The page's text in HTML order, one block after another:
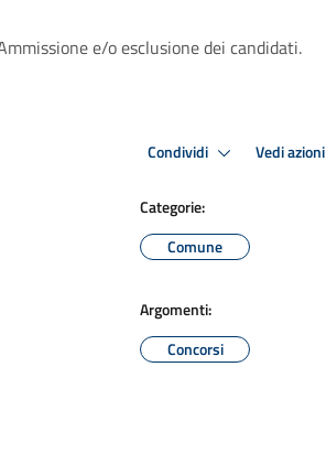
e/o esclusione dei candidati.
Condividi Vedi azioni
Categorie:
Comune
Argomenti:
Concorsi